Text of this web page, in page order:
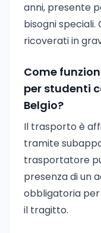
anni, presente
bisogni speciali.
ricoverati in
Come
per studenti
Belgio?
Il trasporto è
tramite
trasportatore
presenza di un
obbligatoria
il tragitto.